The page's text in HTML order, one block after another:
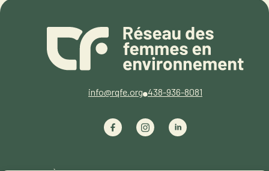
info@rqfe.org 438-936-8081